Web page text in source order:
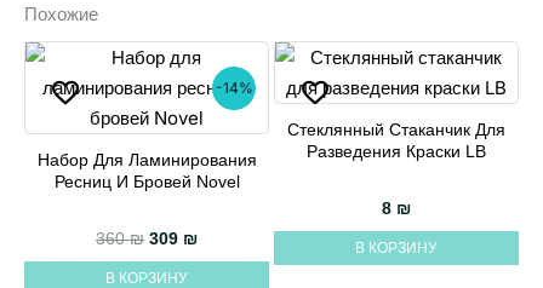
Похожие
-14%
Набор Для Ламинирования
Ресниц И Бровей Novel
360₪ Первоначальная цена составляла 360 ₪.
309 ₪Текущая цена: 309 ₪.
В КОРЗИНУ
Стеклянный Стаканчик Для
Разведения Краски LB
8 ₪
В КОРЗИНУ